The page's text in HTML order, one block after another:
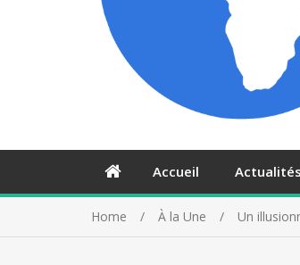
Accueil Actualités
Home À la Une Un